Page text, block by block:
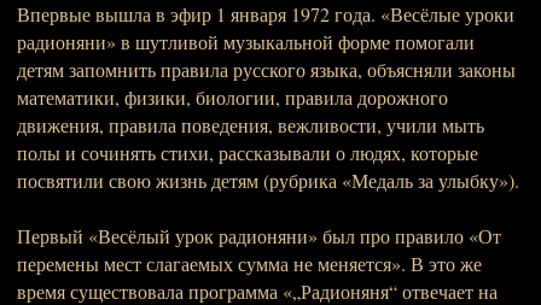
Впервые вышла в эфир 1 января 1972 года. «Весёлые уроки
радионяни» в шутливой музыкальной форме помогали
детям запомнить правила русского языка, объясняли законы
математики, физики, биологии, правила дорожного
движения, правила поведения, вежливости, учили мыть
полы и сочинять стихи, рассказывали о людях, которые
посвятили свою жизнь детям (рубрика «Медаль за улыбку»).
Первый «Весёлый урок радионяни» был про правило «От
перемены мест слагаемых сумма не меняется». В это же
время существовала программа «„Радионяня“ отвечает на